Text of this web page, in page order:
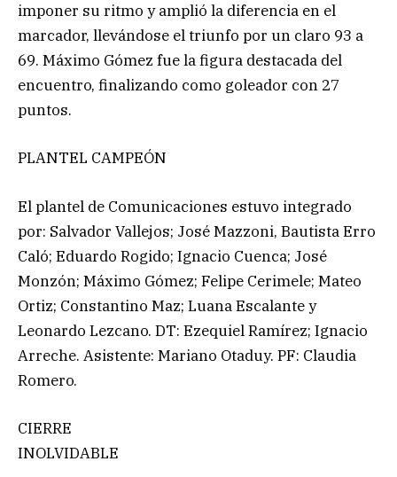
imponer su ritmo y amplió la diferencia en el
marcador, llevándose el triunfo por un claro 93 a
69. Máximo Gómez fue la figura destacada del
encuentro, finalizando como goleador con 27
puntos.
PLANTEL CAMPEÓN
El plantel de Comunicaciones estuvo integrado
por: Salvador Vallejos; José Mazzoni, Bautista Erro
Caló; Eduardo Rogido; Ignacio Cuenca; José
Monzón; Máximo Gómez; Felipe Cerimele; Mateo
Ortiz; Constantino Maz; Luana Escalante y
Leonardo Lezcano. DT: Ezequiel Ramírez; Ignacio
Arreche. Asistente: Mariano Otaduy. PF: Claudia
Romero.
CIERRE
INOLVIDABLE